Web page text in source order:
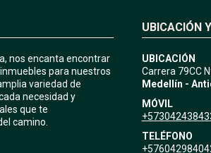
nos encanta encontrar
para nuestros
variedad de
necesidad y
que te
camino.
UBICACIÓN
UBICACIÓN
Carrera 79CC
Medellín -
MÓVIL
TELÉFONO